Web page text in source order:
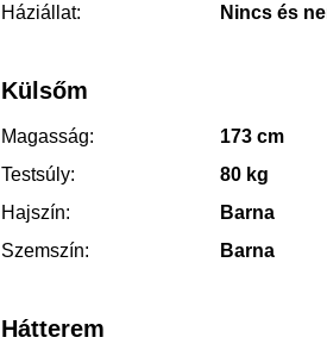
Háziállat:
Nincs és
Külsőm
Magasság:
173 cm
Testsúly:
80 kg
Hajszín:
Barna
Szemszín:
Barna
Hátterem